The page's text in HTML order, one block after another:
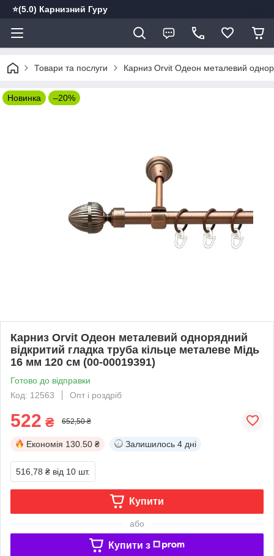
⭐️(5.0) Карнизний Гуру
Товари та послуги Карниз Orvit Одеон металевий
Новинка –20%
Карниз Orvit Одеон металевий однорядний
відкритий гладка труба кільце металеве Мідь
16 мм 120 см (00-00019391)
Готово до відправки
Код: 12563
Опт і роздріб
522 ₴ 652,50 ₴
Економія 130.50 ₴ Залишилось 4 дні
516,78 ₴ від 10 шт.
Купити
або
Купити з